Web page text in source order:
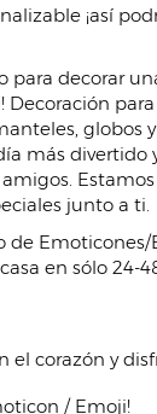
¡así
para decorar
para
globos
más divertido
junto a ti.
de Emoticones/
en sólo 24-
el corazón y
/ Emoji!